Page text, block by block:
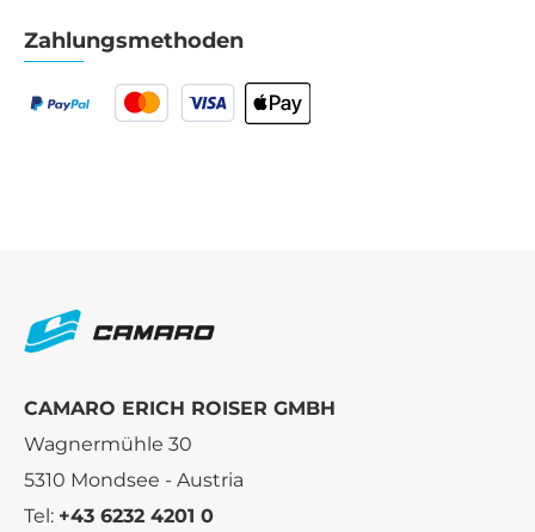
Zahlungsmethoden
CAMARO ERICH ROISER GMBH
Wagnermühle 30
5310 Mondsee - Austria
Tel: +43 6232 4201 0